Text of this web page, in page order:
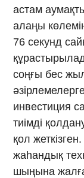
астам
алаңы
76 секунд
соңғы бес
инвестиция
тиімді
қол
жаһандық
шыңына